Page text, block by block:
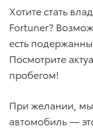
Хотите стать
Fortuner?
есть
Посмотрите
пробегом!
При желании,
автомобиль —